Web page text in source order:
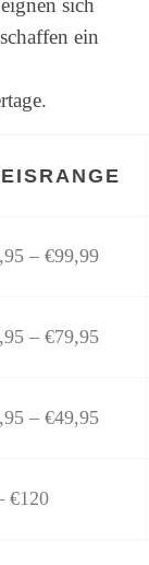
ein
– €99,99
– €79,95
– €49,95
€120